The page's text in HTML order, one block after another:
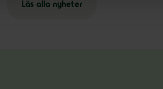
Läs alla nyheter